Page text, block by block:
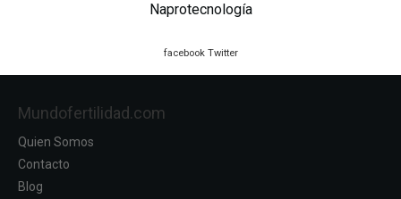
Naprotecnología
facebook Twitter
Mundofertilidad.com
Quien Somos
Contacto
Blog